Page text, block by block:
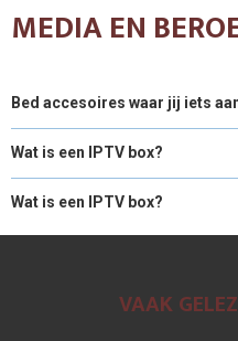
MEDIA EN
Bed accesoires waar jij iets
Wat is een IPTV box?
Wat is een IPTV box?
VAAK